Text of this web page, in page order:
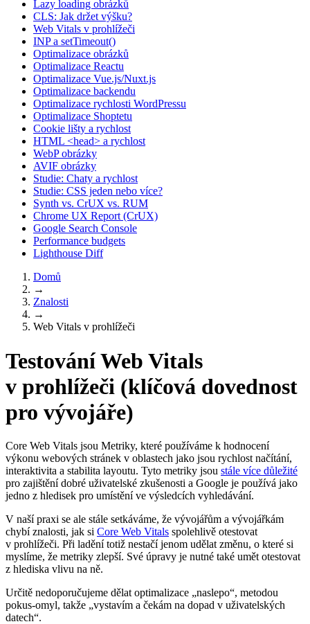
Lazy loading obrázků
CLS: Jak držet výšku?
Web Vitals v prohlížeči
INP a setTimeout()
Optimalizace obrázků
Optimalizace Reactu
Optimalizace Vue.js/Nuxt.js
Optimalizace backendu
Optimalizace rychlosti WordPressu
Optimalizace Shoptetu
Cookie lišty a rychlost
HTML <head> a rychlost
WebP obrázky
AVIF obrázky
Studie: Chaty a rychlost
Studie: CSS jeden nebo více?
Synth vs. CrUX vs. RUM
Chrome UX Report (CrUX)
Google Search Console
Performance budgets
Lighthouse Diff
Domů
→
Znalosti
→
Web Vitals v prohlížeči
Testování Web Vitals
v prohlížeči (klíčová dovednost
pro vývojáře)
Core Web Vitals jsou Metriky, které používáme k hodnocení
výkonu webových stránek v oblastech jako jsou rychlost načítání,
interaktivita a stabilita layoutu. Tyto metriky jsou stále více důležité
pro zajištění dobré uživatelské zkušenosti a Google je používá jako
jedno z hledisek pro umístění ve výsledcích vyhledávání.
V naší praxi se ale stále setkáváme, že vývojářům a vývojářkám
chybí znalosti, jak si Core Web Vitals spolehlivě otestovat
v prohlížeči. Při ladění totiž nestačí jenom udělat změnu, o které si
myslíme, že metriky zlepší. Své úpravy je nutné také umět otestovat
z hlediska vlivu na ně.
Určitě nedoporučujeme dělat optimalizace „naslepo“, metodou
pokus-omyl, takže „vystavím a čekám na dopad v uživatelských
datech“.